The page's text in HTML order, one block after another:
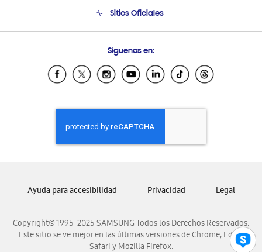
Condiciones de Compra
Soporte vía eMail
Sitios Oficiales
Samsung Ecuador
Samsung El Salvador
Samsung Honduras
Samsung Nicaragua
Samsung Panamá
Samsung Venezuela
Síguenos en:
Copyright© 1995-2025 SAMSUNG Todos los Derechos Reservados.
Este sitio se ve mejor en las últimas versiones de Chrome, Edge,
Safari y Mozilla Firefox.
Ayuda para accesibilidad Privacidad Legal